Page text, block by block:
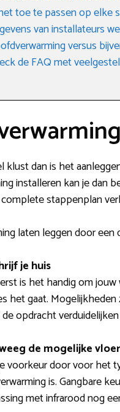
toe te passen op elke
van installateurs
versus
de FAQ met
klust dan is het
installeren kan je dan
stappenplan
laten leggen door een
je huis
is het handig om
het gaat.
de opdracht
de mogelijke
voorkeur door voor het
is. Gangbare
met infrarood nog